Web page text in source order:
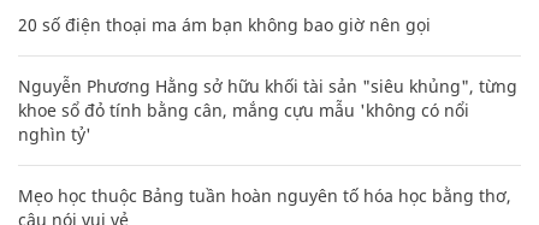
20 số điện thoại ma ám bạn không bao giờ nên gọi
Nguyễn Phương Hằng sở hữu khối tài sản "siêu khủng", từng
khoe sổ đỏ tính bằng cân, mắng cựu mẫu 'không có nổi
nghìn tỷ'
Mẹo học thuộc Bảng tuần hoàn nguyên tố hóa học bằng thơ,
câu nói vui vẻ